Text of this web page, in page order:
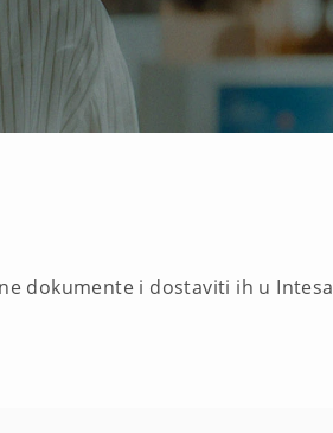
dokumente i dostaviti ih u Intesa